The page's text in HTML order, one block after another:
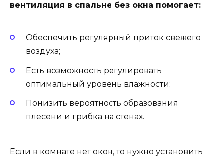
вентиляция в спальне без окна помогает:
Обеспечить регулярный приток свежего
воздуха;
Есть возможность регулировать
оптимальный уровень влажности;
Понизить вероятность образования
плесени и грибка на стенах.
Если в комнате нет окон, то нужно установить